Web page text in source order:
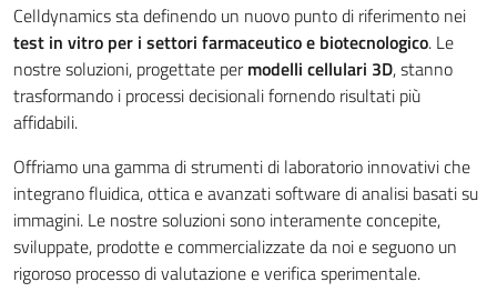
Celldynamics sta definendo un nuovo punto di riferimento nei
test in vitro per i settori farmaceutico e biotecnologico. Le
nostre soluzioni, progettate permodelli cellulari 3D, stanno
trasformando i processi decisionali fornendo risultati più
affidabili.
Offriamo una gamma di strumenti di laboratorio innovativi che
integrano fluidica, ottica e avanzati software di analisi basati su
immagini. Le nostre soluzioni sono interamente concepite,
sviluppate, prodotte e commercializzate da noi e seguono un
rigoroso processo di valutazione e verifica sperimentale.